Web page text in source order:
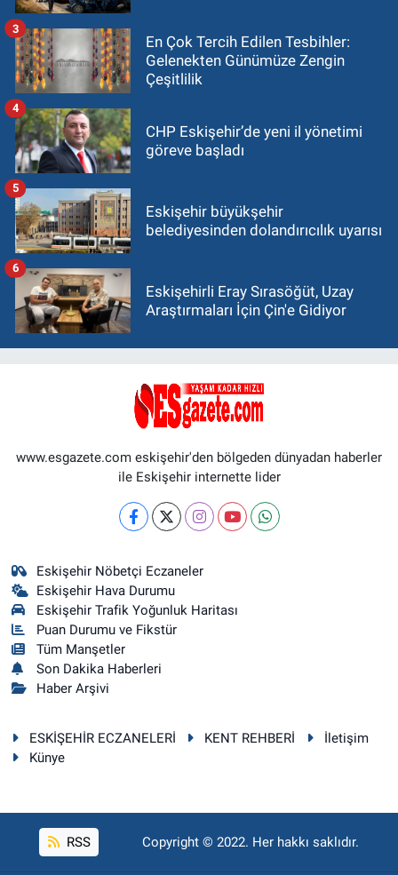
En Çok Tercih Edilen Tesbihler:
Gelenekten Günümüze Zengin
Çeşitlilik
3
CHP Eskişehir’de yeni il yönetimi
göreve başladı
4
Eskişehir büyükşehir
belediyesinden dolandırıcılık uyarısı
5
Eskişehirli Eray Sırasöğüt, Uzay
Araştırmaları İçin Çin'e Gidiyor
6
www.esgazete.com eskişehir'den bölgeden dünyadan haberler
ile Eskişehir internette lider
Eskişehir Nöbetçi Eczaneler
Eskişehir Hava Durumu
Eskişehir Trafik Yoğunluk Haritası
Puan Durumu ve Fikstür
Tüm Manşetler
Son Dakika Haberleri
Haber Arşivi
ESKİŞEHİR ECZANELERİ KENT REHBERİ
İletişim
Künye
RSS Copyright © 2022. Her hakkı saklıdır.